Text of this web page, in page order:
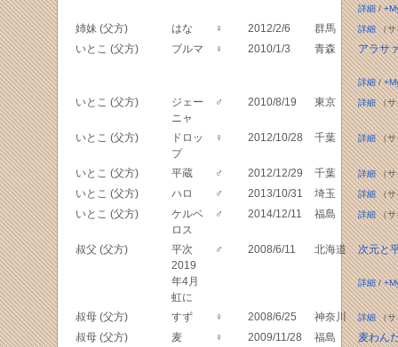
詳細/
姉妹 (父方) はな ♀ 2012/2/6 群馬 詳細（サ
いとこ (父方) ブルマ ♀ 2010/1/3 青森 アラサ
詳細/
いとこ (父方)
ジェー
ニャ
♂ 2010/8/19 東京 詳細（サ
いとこ (父方)
ドロッ
プ
♀ 2012/10/28 千葉 詳細（サ
いとこ (父方) 平蔵 ♂ 2012/12/29 千葉 詳細（サ
いとこ (父方) ハロ ♂ 2013/10/31 埼玉 詳細（サ
いとこ (父方)
ケルベ
ロス
♂ 2014/12/11 福島 詳細（サ
叔父 (父方)
平次
2019
年4月
虹に
♂ 2008/6/11 北海道 次元と
詳細/
叔母 (父方) すず ♀ 2008/6/25 神奈川 詳細（サ
叔母 (父方) 麦 ♀ 2009/11/28 福島 麦わん